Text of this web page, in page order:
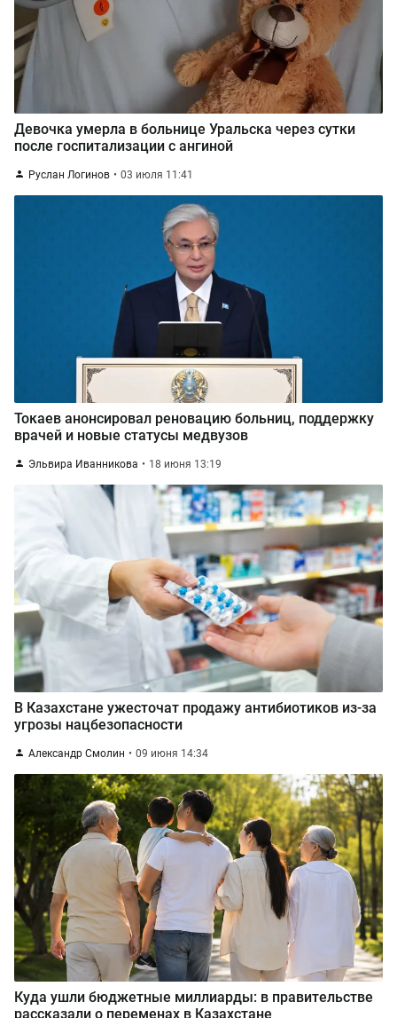
Девочка умерла в больнице Уральска через сутки
после госпитализации с ангиной
Руслан Логинов 03 июля 11:41
Токаев анонсировал реновацию больниц, поддержку
врачей и новые статусы медвузов
Эльвира Иванникова 18 июня 13:19
В Казахстане ужесточат продажу антибиотиков из-за
угрозы нацбезопасности
Александр Смолин 09 июня 14:34
Куда ушли бюджетные миллиарды: в правительстве
рассказали о переменах в Казахстане